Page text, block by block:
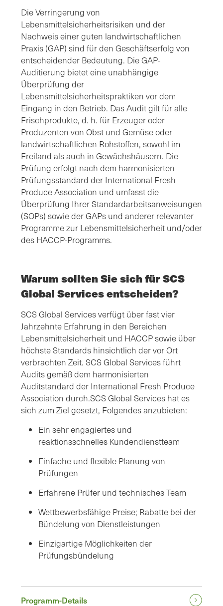
Die Verringerung von
Lebensmittelsicherheitsrisiken und der
Nachweis einer guten landwirtschaftlichen
Praxis (GAP) sind für den Geschäftserfolg von
entscheidender Bedeutung. Die GAP-
Auditierung bietet eine unabhängige
Überprüfung der
Lebensmittelsicherheitspraktiken vor dem
Eingang in den Betrieb. Das Audit gilt für alle
Frischprodukte, d. h. für Erzeuger oder
Produzenten von Obst und Gemüse oder
landwirtschaftlichen Rohstoffen, sowohl im
Freiland als auch in Gewächshäusern. Die
Prüfung erfolgt nach dem harmonisierten
Prüfungsstandard der International Fresh
Produce Association und umfasst die
Überprüfung Ihrer Standardarbeitsanweisungen
(SOPs) sowie der GAPs und anderer relevanter
Programme zur Lebensmittelsicherheit und/oder
des HACCP-Programms.
Warum sollten Sie sich für SCS
Global Services entscheiden?
SCS Global Services verfügt über fast vier
Jahrzehnte Erfahrung in den Bereichen
Lebensmittelsicherheit und HACCP sowie über
höchste Standards hinsichtlich der vor Ort
verbrachten Zeit. SCS Global Services führt
Audits gemäß dem harmonisierten
Auditstandard der International Fresh Produce
Association durch.SCS Global Services hat es
sich zum Ziel gesetzt, Folgendes anzubieten:
Ein sehr engagiertes und
reaktionsschnelles Kundendienstteam
Einfache und flexible Planung von
Prüfungen
Erfahrene Prüfer und technisches Team
Wettbewerbsfähige Preise; Rabatte bei der
Bündelung von Dienstleistungen
Einzigartige Möglichkeiten der
Prüfungsbündelung
Programm-Details